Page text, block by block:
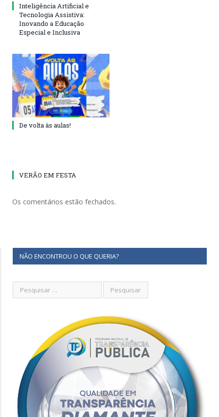
Inteligência Artificial e
Tecnologia Assistiva:
Inovando a Educação
Especial e Inclusiva
De volta às aulas!
VERÃO EM FESTA
Os comentários estão fechados.
NÃO ENCONTROU O QUE QUERIA?